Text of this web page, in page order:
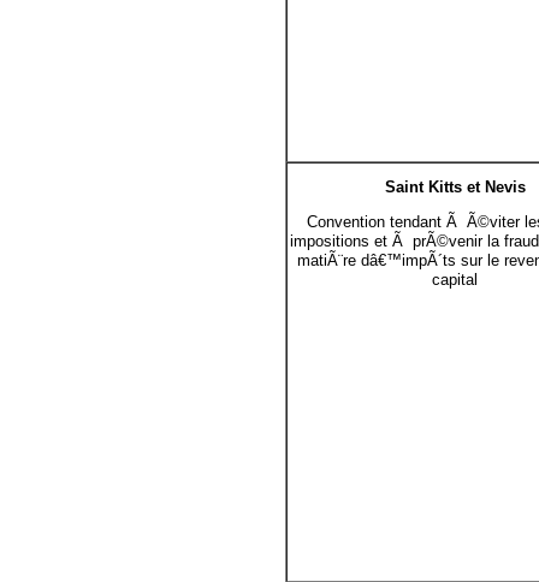
Saint Kitts et Nevis
Convention tendant Ã Ã©viter
impositions et Ã prÃ©venir la
matiÃ¨re dâ€™impÃ´ts sur le
capital